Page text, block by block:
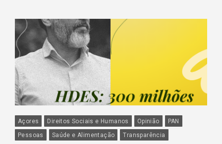
Açores Direitos Sociais e Humanos Opinião
PAN
Pessoas
Saúde e Alimentação Transparência